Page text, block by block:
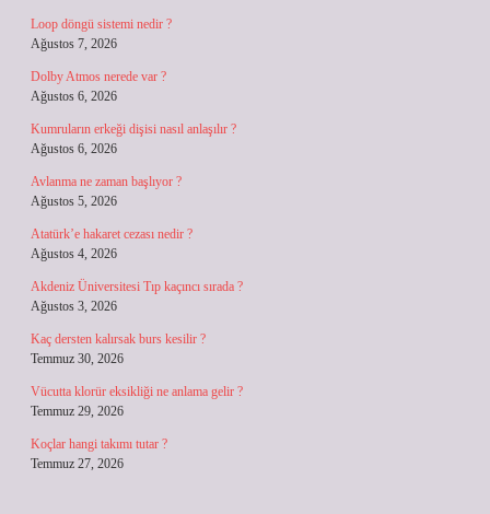
Loop döngü sistemi nedir ?
Ağustos 7, 2026
Dolby Atmos nerede var ?
Ağustos 6, 2026
Kumruların erkeği dişisi nasıl anlaşılır ?
Ağustos 6, 2026
Avlanma ne zaman başlıyor ?
Ağustos 5, 2026
Atatürk’e hakaret cezası nedir ?
Ağustos 4, 2026
Akdeniz Üniversitesi Tıp kaçıncı sırada ?
Ağustos 3, 2026
Kaç dersten kalırsak burs kesilir ?
Temmuz 30, 2026
Vücutta klorür eksikliği ne anlama gelir ?
Temmuz 29, 2026
Koçlar hangi takımı tutar ?
Temmuz 27, 2026